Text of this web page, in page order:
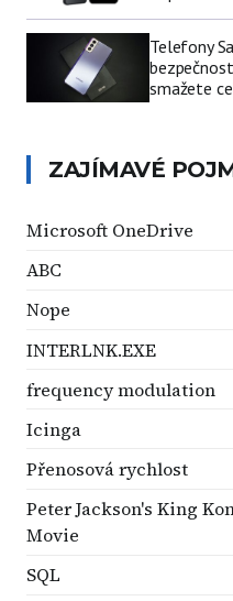
Telefony
smažete
ZAJÍMAVÉ
Microsoft OneDrive
ABC
Nope
INTERLNK.EXE
frequency modulation
Icinga
Přenosová rychlost
Peter Jackson's King
Movie
SQL